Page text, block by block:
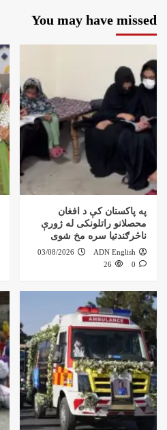
You may have missed
په پاکستان کې د افغان
محصلانو راتلونکی له ژورې
ناڅرګندتیا سره مخ شوی
ADN English
03/08/2026
0
26